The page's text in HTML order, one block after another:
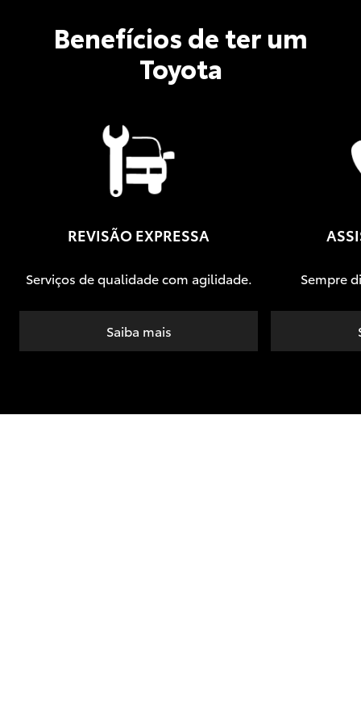
Benefícios de ter um
Toyota
REVISÃO EXPRESSA
Serviços de qualidade com agilidade.
Saiba mais
Sempre